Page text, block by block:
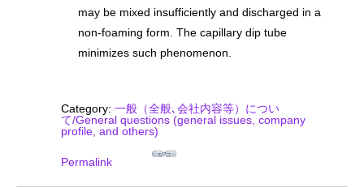
may be mixed insufficiently and discharged in a
non-foaming form. The capillary dip tube
minimizes such phenomenon.
Category: 一般（全般､会社内容等）につい
て/General questions (general issues, company
profile, and others)
Permalink